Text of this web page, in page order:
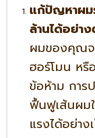
แก้ปัญหาผม
ล้านได้อย่า
ผมของคุณจ
ฮอร์โมน หรื
ข้อห้าม การ
ฟื้นฟูเส้นผม
แรงได้อย่าง